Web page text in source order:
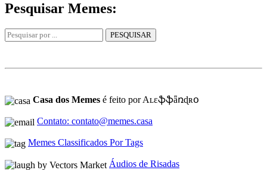
Pesquisar Memes:
Casa dos Memes é feito por Aʟɛֆֆǟռɖʀօ
Contato: contato@memes.casa
Memes Classificados Por Tags
Áudios de Risadas